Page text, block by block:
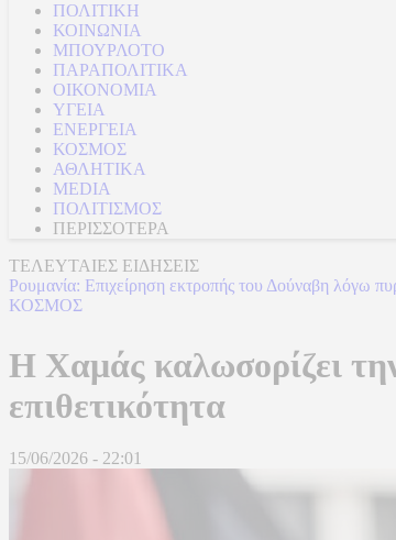
ΠΟΛΙΤΙΚΗ
ΚΟΙΝΩΝΙΑ
ΜΠΟΥΡΛΟΤΟ
ΠΑΡΑΠΟΛΙΤΙΚΑ
ΟΙΚΟΝΟΜΙΑ
ΥΓΕΙΑ
ΕΝΕΡΓΕΙΑ
ΚΟΣΜΟΣ
ΑΘΛΗΤΙΚΑ
MEDIA
ΠΟΛΙΤΙΣΜΟΣ
ΠΕΡΙΣΣΟΤΕΡΑ
ΤΕΛΕΥΤΑΙΕΣ ΕΙΔΗΣΕΙΣ
Ρουμανία: Επιχείρηση εκτροπής του Δούναβη λόγω
ΚΟΣΜΟΣ
Η Χαμάς καλωσορίζει
επιθετικότητα
15/06/2026 - 22:01